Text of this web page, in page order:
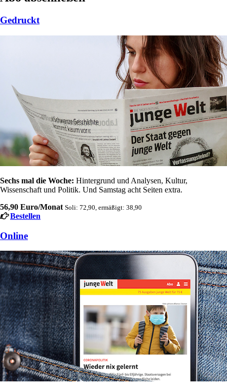
Gedruckt
Sechs mal die Woche: Hintergrund und Analysen, Kultur,
Wissenschaft und Politik. Und Samstag acht Seiten extra.
56,90 Euro/Monat Soli: 72,90, ermäßigt: 38,90
Bestellen
Online